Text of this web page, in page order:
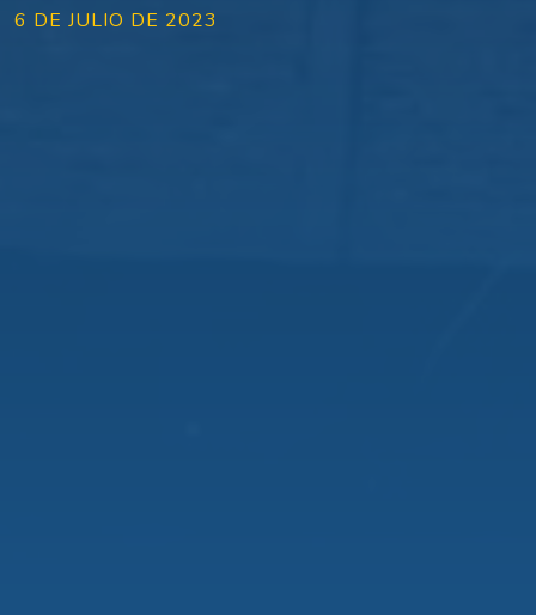
6 DE JULIO DE 2023